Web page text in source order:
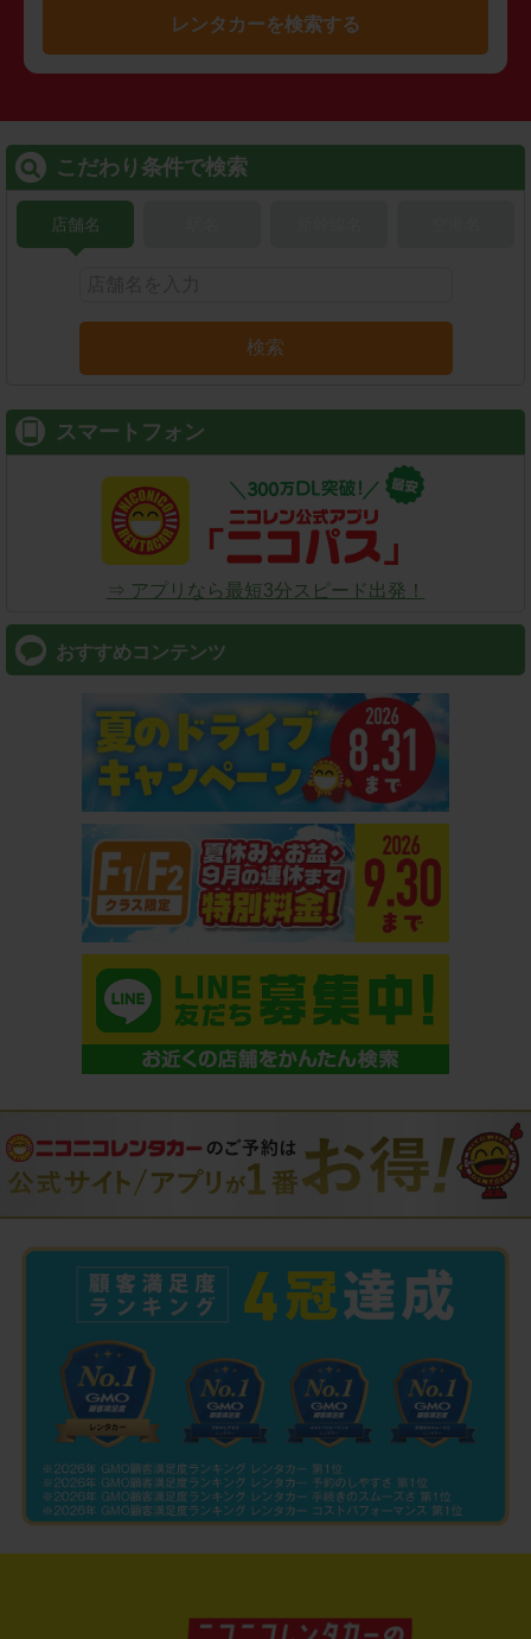
レンタカーを検索する
こだわり条件で検索
店舗名
検索
スマートフォン
⇒ アプリなら最短3分スピード出発！
おすすめコンテンツ